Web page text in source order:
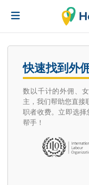
快速找到外
数以千计的外佣、
主，我们帮助您直接
职者收费。立即选
帮手！